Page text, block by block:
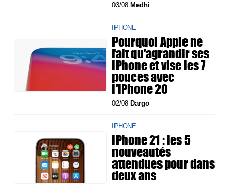
03/08 Medhi
IPHONE
Pourquoi Apple ne
fait qu'agrandir ses
iPhone et vise les 7
pouces avec
l'iPhone 20
02/08 Dargo
IPHONE
iPhone 21 : les 5
nouveautés
attendues pour dans
deux ans